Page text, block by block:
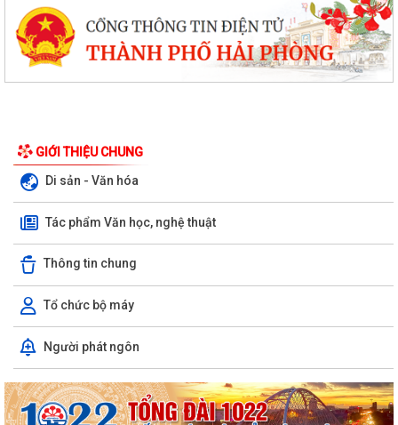
GIỚI THIỆU CHUNG
Di sản - Văn hóa
Tác phẩm Văn học, nghệ thuật
Thông tin chung
Tổ chức bộ máy
Người phát ngôn